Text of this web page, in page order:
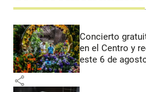
Concierto
en el Centro y
este 6 de
share